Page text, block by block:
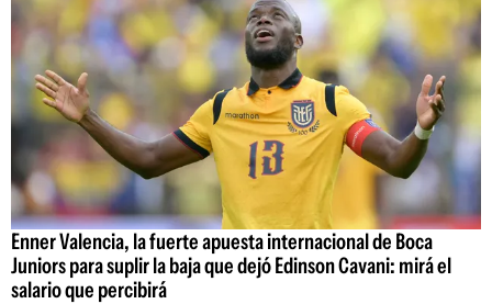
Enner Valencia, la fuerte apuesta internacional de Boca
Juniors para suplir la baja que dejó Edinson Cavani: mirá el
salario que percibirá